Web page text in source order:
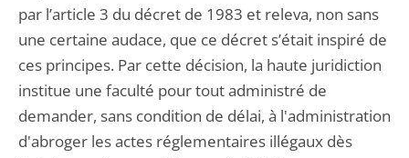
par l’article 3 du décret de 1983 et releva, non sans
une certaine audace, que ce décret s’était inspiré de
ces principes. Par cette décision, la haute juridiction
institue une faculté pour tout administré de
demander, sans condition de délai, à l'administration
d'abroger les actes réglementaires illégaux dès